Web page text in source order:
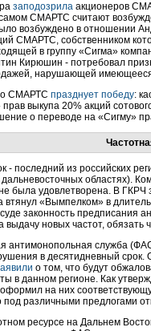
заподозрила акционеров
СМАРТС считают
возбуждено в отношении
СМАРТС, собственником
в группу «Сигма»
Кирюшин - потребовал
нарушающей
СМАРТС празднует победу:
прав выкупа 20% акций
о переводе на «Сигму»
- последний из российских
областях).
была удовлетворена. В
втянул «Вымпелком» в
законность
новых частот, обязать
антимонопольная служба
в десятидневный
о том, что будут
в данном регионе. Как
на них
под различными предлогами
ресурсе на Дальнем